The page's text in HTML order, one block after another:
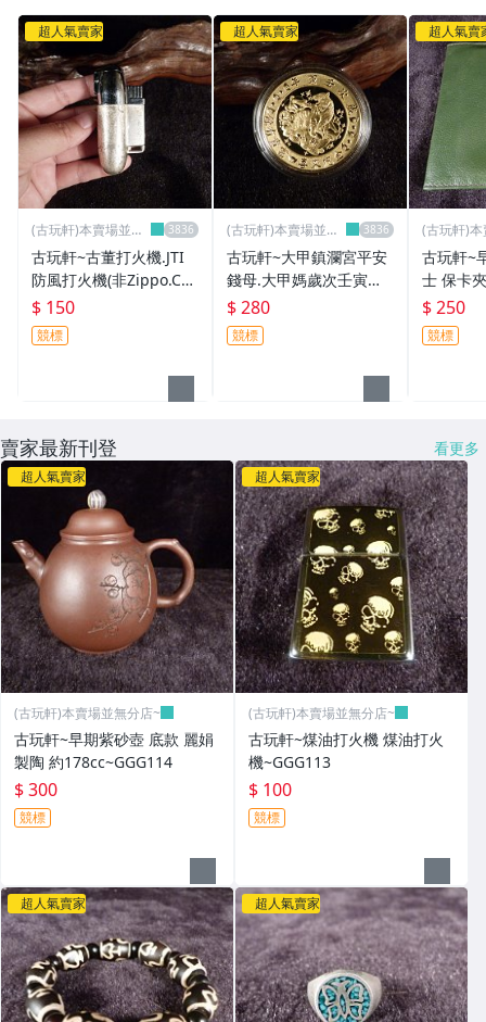
超人氣賣家
(古玩軒)本賣場並無
古玩軒~古董打火機.JTI
防風打火機(非Zippo.Car
tier.S.T.Dupont.Marlbo
ro)PPP790
$ 150
競標
超人氣賣家
(古玩軒)本賣場並無
古玩軒~大甲鎮瀾宮平安
錢母.大甲媽歲次壬寅年
金虎來喜富貴有餘昭財錢
母(非徽章.紀念章.貴金屬
鑰匙圈)JJJ735
$ 280
競標
超人氣賣
(古玩軒)
古玩軒~
士 保卡
夾 卡片
盤.中華
DD181
$ 250
競標
賣家最新刊登 看更多
超人氣賣家
(古玩軒)本賣場並無分店~
古玩軒~早期紫砂壺 底款 麗娟
製陶 約178cc~GGG114
$ 300
競標
超人氣賣家
(古玩軒)本賣場並無分店~
古玩軒~煤油打火機 煤油打火
機~GGG113
$ 100
競標
超人氣賣家 超人氣賣家